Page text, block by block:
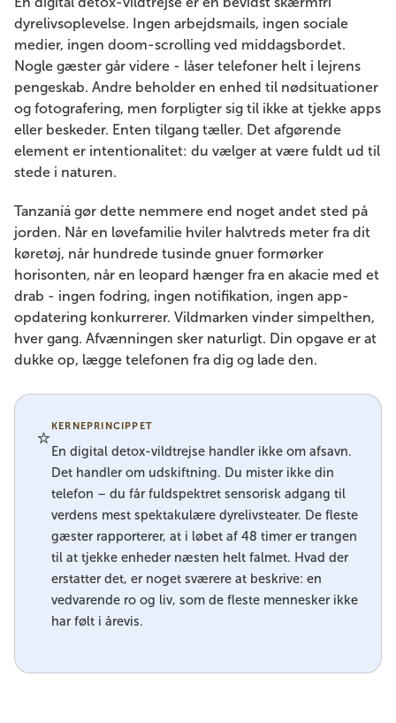
dyrelivsoplevelse. Ingen arbejdsmails, ingen sociale
medier, ingen doom-scrolling ved middagsbordet.
Nogle gæster går videre - låser telefoner helt i lejrens
pengeskab. Andre beholder en enhed til nødsituationer
og fotografering, men forpligter sig til ikke at tjekke apps
eller beskeder. Enten tilgang tæller. Det afgørende
element er intentionalitet: du vælger at være fuldt ud til
stede i naturen.
Tanzaníá gør dette nemmere end noget andet sted på
jorden. Når en løvefamilie hviler halvtreds meter fra dit
køretøj, når hundrede tusinde gnuer formørker
horisonten, når en leopard hænger fra en akacie med et
drab - ingen fodring, ingen notifikation, ingen app-
opdatering konkurrerer. Vildmarken vinder simpelthen,
hver gang. Afvænningen sker naturligt. Din opgave er at
dukke op, lægge telefonen fra dig og lade den.
⭐KERNEPRINCIPPET
En digital detox-vildtrejse handler ikke om afsavn.
Det handler om udskiftning. Du mister ikke din
telefon – du får fuldspektret sensorisk adgang til
verdens mest spektakulære dyrelivsteater. De fleste
gæster rapporterer, at i løbet af 48 timer er trangen
til at tjekke enheder næsten helt falmet. Hvad der
erstatter det, er noget sværere at beskrive: en
vedvarende ro og liv, som de fleste mennesker ikke
har følt i årevis.